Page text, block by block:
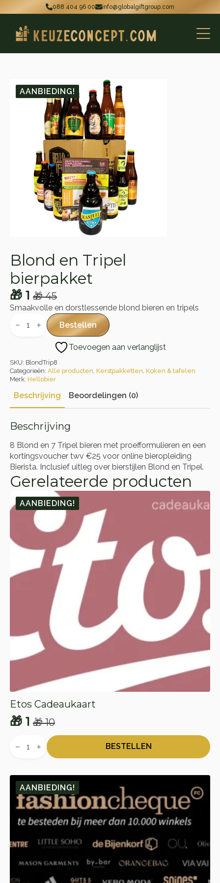
088 404 96 00 info@globalgiftgroup.com
AANBIEDING!
Blond en Tripel
bierpakket
🎁45
Oorspronkelijke
was:
🎁 1
Huidige
Smaakvolle en dorstlessende blond bieren en tripels
en
Bestellen
Toevoegen aan verlanglijst
SKU: BlondTrip8
Categorieën: Alle producten, Kerstpakketten, Koken & tafelen
Merk: Hellobier
Beschrijving Beoordelingen (0)
Beschrijving
8 Blond en 7 Tripel bieren met proefformulieren en een
kortingsvoucher twv €25 voor online bieropleiding
Bierista. Inclusief uitleg over bierstijlen Blond en Tripel.
Gerelateerde producten
AANBIEDING!
Etos Cadeaukaart
🎁10
Oorspronkelijke
prijs
🎁 10.
🎁 1
Huidige
prijs
🎁 1.
Cadeaukaart
BESTELLEN
AANBIEDING!